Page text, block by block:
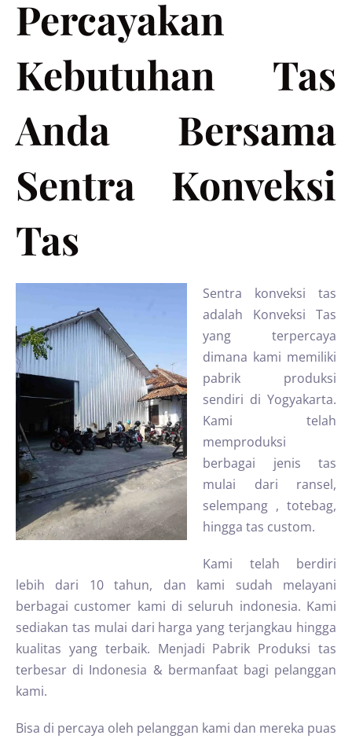
Percayakan
Kebutuhan Tas
Anda Bersama
Sentra Konveksi
Tas
Sentra konveksi tas
adalah Konveksi Tas
yang terpercaya
dimana kami memiliki
pabrik produksi
sendiri di Yogyakarta.
Kami telah
memproduksi
berbagai jenis tas
mulai dari ransel,
selempang , totebag,
hingga tas custom.
Kami telah berdiri
lebih dari 10 tahun, dan kami sudah melayani
berbagai customer kami di seluruh indonesia. Kami
sediakan tas mulai dari harga yang terjangkau hingga
kualitas yang terbaik. Menjadi Pabrik Produksi tas
terbesar di Indonesia & bermanfaat bagi pelanggan
kami.
Bisa di percaya oleh pelanggan kami dan mereka puas